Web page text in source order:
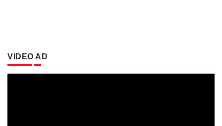
VIDEO AD